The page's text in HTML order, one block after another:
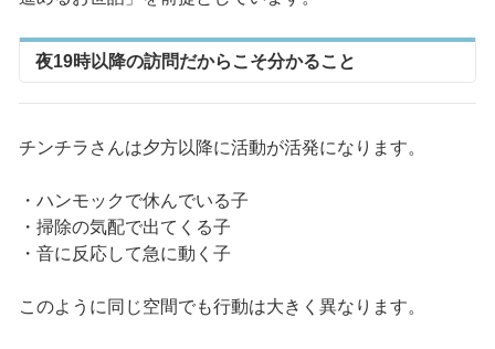
夜19時以降の訪問だからこそ分かること
チンチラさんは夕方以降に活動が活発になります。
・ハンモックで休んでいる子
・掃除の気配で出てくる子
・音に反応して急に動く子
このように同じ空間でも行動は大きく異なります。